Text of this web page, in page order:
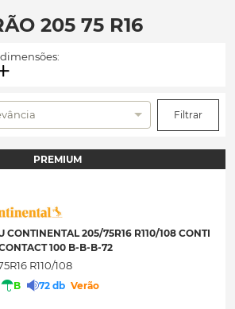
205 75 R16
Filtrar
PREMIUM
CONTINENTAL 205/75R16 R110/108 CONTI
100 B-B-B-72
R110/108
B 72 db Verão